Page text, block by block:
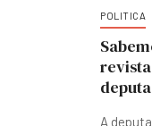
POLITICA
A